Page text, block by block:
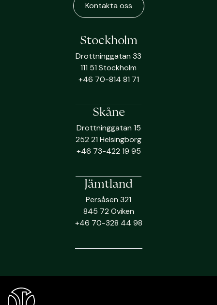
Kontakta oss
Stockholm
Drottninggatan 33
111 51 Stockholm
+46 70-814 81 71
Skåne
Drottninggatan 15
252 21 Helsingborg
+46 73-422 19 95
Jämtland
Persåsen 321
845 72 Oviken
+46 70-328 44 98